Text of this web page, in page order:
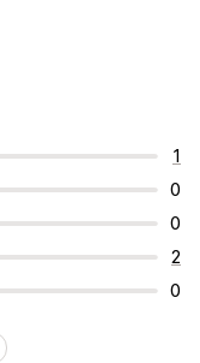
1
0
0
2
0